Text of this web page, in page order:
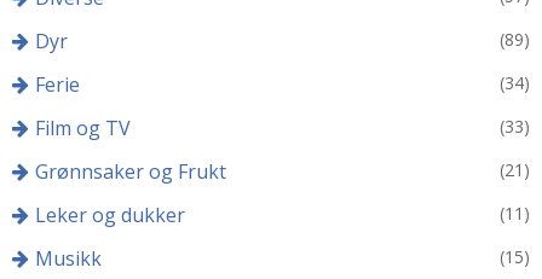
Dyr (89)
Ferie (34)
Film og TV (33)
Grønnsaker og Frukt (21)
Leker og dukker (11)
Musikk (15)